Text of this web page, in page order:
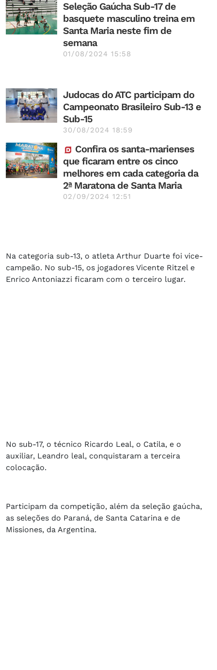
Seleção Gaúcha Sub-17 de
basquete masculino treina em
Santa Maria neste fim de
semana
01/08/2024 15:58
Judocas do ATC participam do
Campeonato Brasileiro Sub-13 e
Sub-15
30/08/2024 18:59
Confira os santa-marienses
que ficaram entre os cinco
melhores em cada categoria da
2ª Maratona de Santa Maria
02/09/2024 12:51
Na categoria sub-13, o atleta Arthur Duarte foi vice-
campeão. No sub-15, os jogadores Vicente Ritzel e
Enrico Antoniazzi ficaram com o terceiro lugar.
No sub-17, o técnico Ricardo Leal, o Catila, e o
auxiliar, Leandro leal, conquistaram a terceira
colocação.
Participam da competição, além da seleção gaúcha,
as seleções do Paraná, de Santa Catarina e de
Missiones, da Argentina.